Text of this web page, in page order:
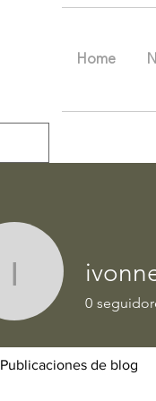
Home
0
Publicaciones de blog